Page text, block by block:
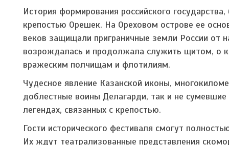
История формирования российского
крепостью Орешек. На Ореховом острове ее
веков защищали приграничные земли России от
возрождалась и продолжала служить щитом, о
вражеским полчищам и флотилиям.
Чудесное явление Казанской иконы,
доблестные воины Делагарди, так и не
легендах, связанных с крепостью.
Гости исторического фестиваля смогут
Их ждут театрализованные представления